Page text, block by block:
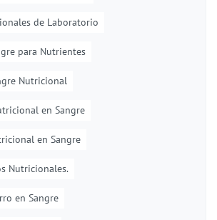
de Laboratorio
para Nutrientes
Nutricional
en Sangre
en Sangre
Nutricionales.
en Sangre